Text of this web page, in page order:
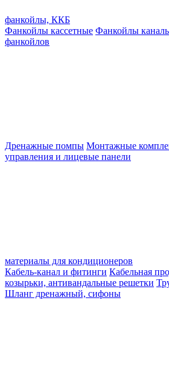
фанкойлы, ККБ
Фанкойлы кассетные Фанкойлы
фанкойлов
Дренажные помпы Монтажные
управления и лицевые панели
материалы для кондиционеров
Кабель-канал и фитинги Кабельная
козырьки, антивандальные решетки
Шланг дренажный, сифоны